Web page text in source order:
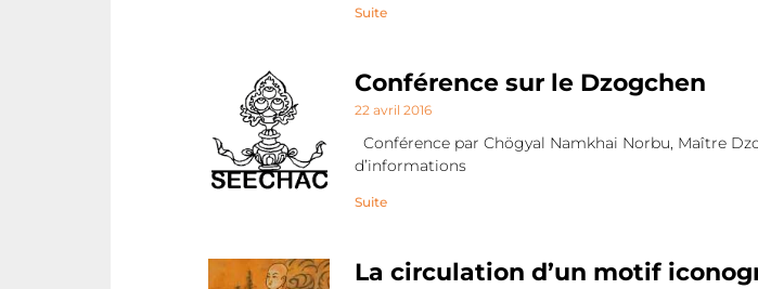
Suite
Conférence sur le Dzogchen
22 avril 2016
Conférence par Chögyal Namkhai Norbu, Maître
d’informations
Suite
La circulation d’un motif